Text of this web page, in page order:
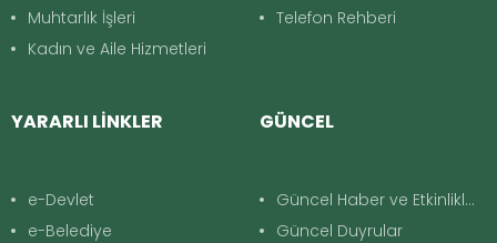
Muhtarlık İşleri
Kadın ve Aile Hizmetleri
Telefon Rehberi
YARARLI LİNKLER
e-Devlet
e-Belediye
GÜNCEL
Güncel Haber ve Etkinlikler
Güncel Duyrular